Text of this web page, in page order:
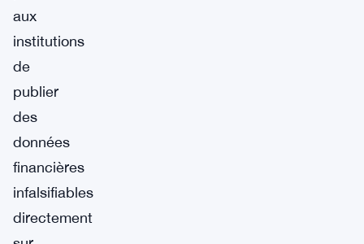
aux
institutions
de
publier
des
données
financières
infalsifiables
directement